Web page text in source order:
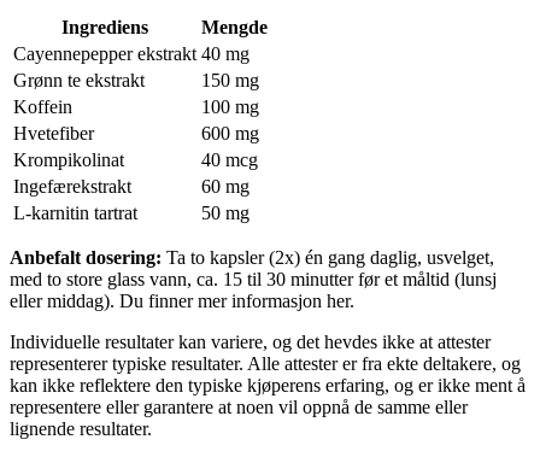
Ingrediens
Mengde
Cayennepepper ekstrakt 40 mg
Grønn te ekstrakt
150 mg
Koffein
100 mg
Hvetefiber
600 mg
Krompikolinat
40 mcg
Ingefærekstrakt
60 mg
L-karnitin tartrat
50 mg
Anbefalt dosering: Ta to kapsler (2x) én gang daglig, usvelget,
med to store glass vann, ca. 15 til 30 minutter før et måltid (lunsj
eller middag). Du finner mer informasjon her.
Individuelle resultater kan variere, og det hevdes ikke at attester
representerer typiske resultater. Alle attester er fra ekte deltakere, og
kan ikke reflektere den typiske kjøperens erfaring, og er ikke ment å
representere eller garantere at noen vil oppnå de samme eller
lignende resultater.